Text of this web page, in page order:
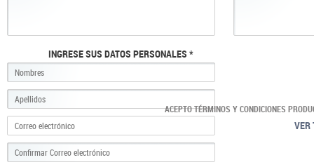
INGRESE SUS DATOS PERSONALES *
ACEPTO TÉRMINOS Y CONDICIONES
VER